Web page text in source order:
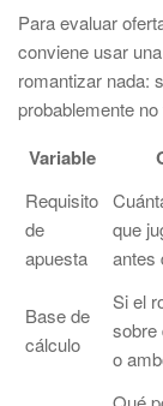
Para evaluar
conviene usar
romantizar nada:
probablemente
Variable
Requisito
de
apuesta
que
antes
Base de
cálculo
Si el
sobre
o